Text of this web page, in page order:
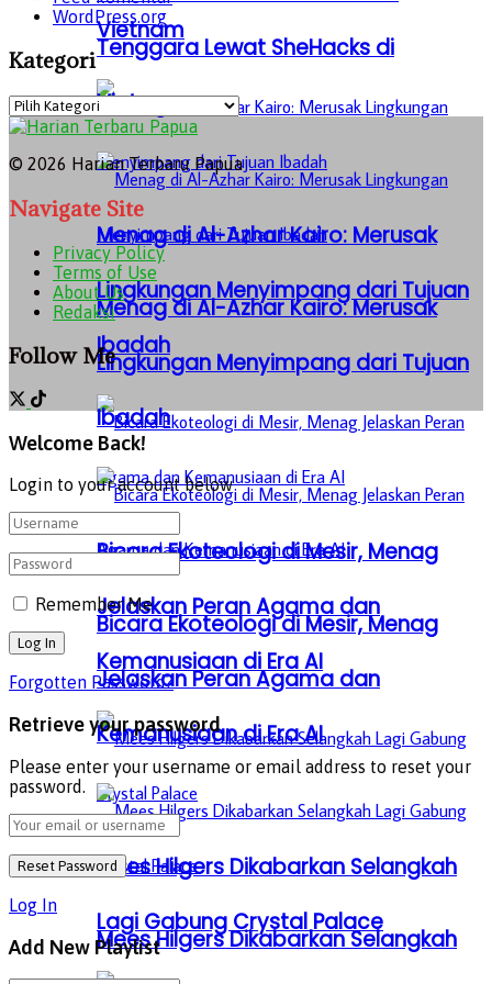
Vietnam
Menag di Al-Azhar Kairo: Merusak
Lingkungan Menyimpang dari Tujuan
Ibadah
Bicara Ekoteologi di Mesir, Menag
Jelaskan Peran Agama dan
Kemanusiaan di Era AI
Mees Hilgers Dikabarkan Selangkah
Lagi Gabung Crystal Palace
Tenggara Lewat SheHacks di
Vietnam
Menag di Al-Azhar Kairo: Merusak
Lingkungan Menyimpang dari Tujuan
Ibadah
Bicara Ekoteologi di Mesir, Menag
Jelaskan Peran Agama dan
Kemanusiaan di Era AI
Mees Hilgers Dikabarkan Selangkah
WordPress.org
Kategori
Kategori
© 2026 Harian Terbaru Papua
Navigate Site
Privacy Policy
Terms of Use
About Us
Redaksi
Follow Me
Welcome Back!
Login to your account below
Remember Me
Forgotten Password?
Retrieve your password
Please enter your username or email address to reset your
password.
Log In
Add New Playlist